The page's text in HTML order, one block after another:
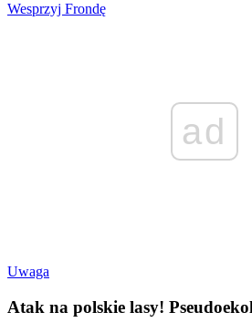
Wesprzyj Frondę
ad
Uwaga
Atak na polskie lasy!